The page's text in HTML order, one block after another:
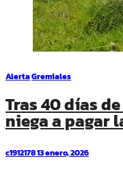
AlertaGremiales
Tras 40 días
niega a pagar
c191217813 enero, 2026